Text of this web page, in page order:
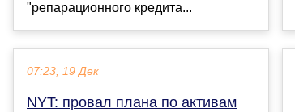
"репарационного кредита...
07:23, 19 Дек
NYT: провал плана по активам